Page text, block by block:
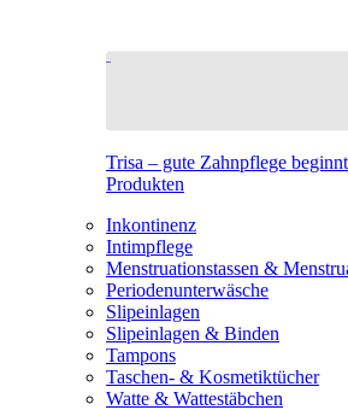
Trisa – gute Zahnpflege
Produkten
Inkontinenz
Intimpflege
Menstruationstassen &
Periodenunterwäsche
Slipeinlagen
Slipeinlagen & Binden
Tampons
Taschen- & Kosmetiktücher
Watte & Wattestäbchen